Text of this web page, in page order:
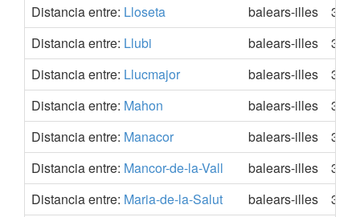
Distancia entre: Lloseta balears-illes
Distancia entre: Llubi balears-illes
Distancia entre: Llucmajor balears-illes
Distancia entre: Mahon balears-illes
Distancia entre: Manacor balears-illes
Distancia entre: Mancor-de-la-Vall balears-illes
Distancia entre: Maria-de-la-Salut balears-illes